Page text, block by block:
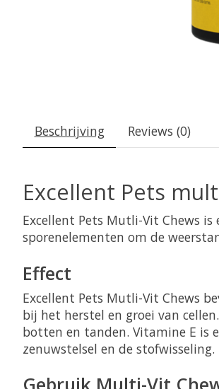
Beschrijving Reviews (0)
Excellent Pets
Excellent Pets Mutli-Vit Chews
sporenelementen om de
Effect
Excellent Pets Mutli-Vit Chews
bij het herstel en groei van
botten en tanden. Vitamine E is
zenuwstelsel en de stofwisseling.